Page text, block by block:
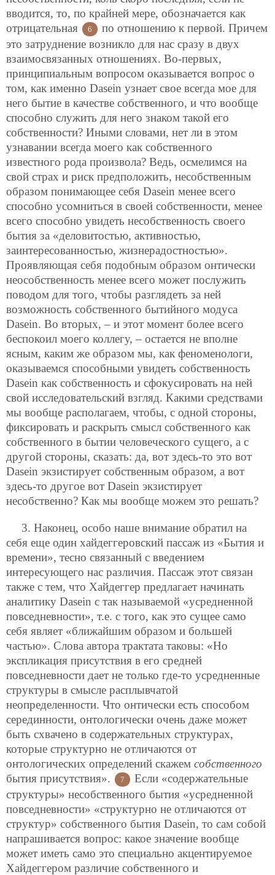
вводится, то, по крайней мере, обозначается как
отрицательная
6
по отношению к первой. Причем
это затруднение возникло для нас сразу в двух
взаимосвязанных отношениях. Во-первых,
принципиальным вопросом оказывается вопрос о
том, как именно Dasein узнает свое всегда мое для
него бытие в качестве собственного, и что вообще
способно служить для него знаком такой его
собственности? Иными словами, нет ли в этом
узнавании всегда моего как собственного
известного рода произвола? Ведь, осмелимся на
свой страх и риск предположить, несобственным
образом понимающее себя Dasein менее всего
способно усомниться в своей собственности, менее
всего способно увидеть несобственность своего
бытия за «деловитостью, активностью,
заинтересованностью, жизнерадостностью».
Проявляющая себя подобным образом онтически
неособственность менее всего может послужить
поводом для того, чтобы разглядеть за ней
возможность собственного бытийного модуса
Dasein. Во вторых, – и этот момент более всего
беспокоил моего коллегу, – остается не вполне
ясным, каким же образом мы, как феноменологи,
оказываемся способными увидеть собственность
Dasein как собственность и сфокусировать на ней
свой исследовательский взгляд. Какими средствами
мы вообще располагаем, чтобы, с одной стороны,
фиксировать и раскрыть смысл собственного как
собственного в бытии человеческого сущего, а с
другой стороны, сказать: да, вот здесь-то это вот
Dasein экзистирует собственным образом, а вот
здесь-то другое вот Dasein экзистирует
несобственно? Как мы вообще можем это решать?
3. Наконец, особо наше внимание обратил на
себя еще один хайдеггеровский пассаж из «Бытия и
времени», тесно связанный с введением
интересующего нас различия. Пассаж этот связан
также с тем, что Хайдеггер предлагает начинать
аналитику Dasein с так называемой «усредненной
повседневности», т.е. с того, как это сущее само
себя являет «ближайшим образом и большей
частью». Слова автора трактата таковы: «Но
экспликация присутствия в его средней
повседневности дает не только где-то усредненные
структуры в смысле расплывчатой
неопределенности. Что онтически есть способом
серединности, онтологически очень даже может
быть схвачено в содержательных структурах,
которые структурно не отличаются от
онтологических определений скажем собственного
бытия присутствия».
7
Если «содержательные
структуры» несобственного бытия «усредненной
повседневности» «структурно не отличаются от
структур» собственного бытия Dasein, то сам собой
напрашивается вопрос: какое значение вообще
может иметь само это специально акцентируемое
Хайдеггером различие собственного и